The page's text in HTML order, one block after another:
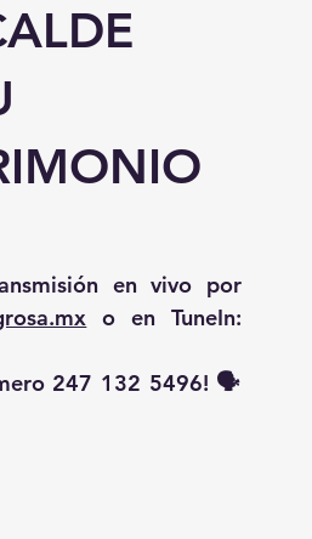
247 132 5496! 🗣️